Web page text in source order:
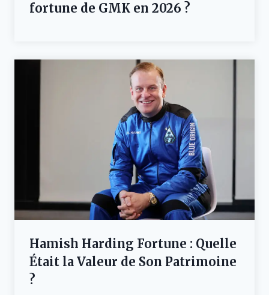
fortune de GMK en 2026 ?
Hamish Harding Fortune : Quelle
Était la Valeur de Son Patrimoine
?